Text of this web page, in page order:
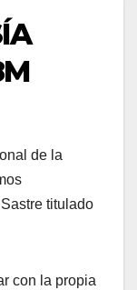
de la
titulado
con la propia